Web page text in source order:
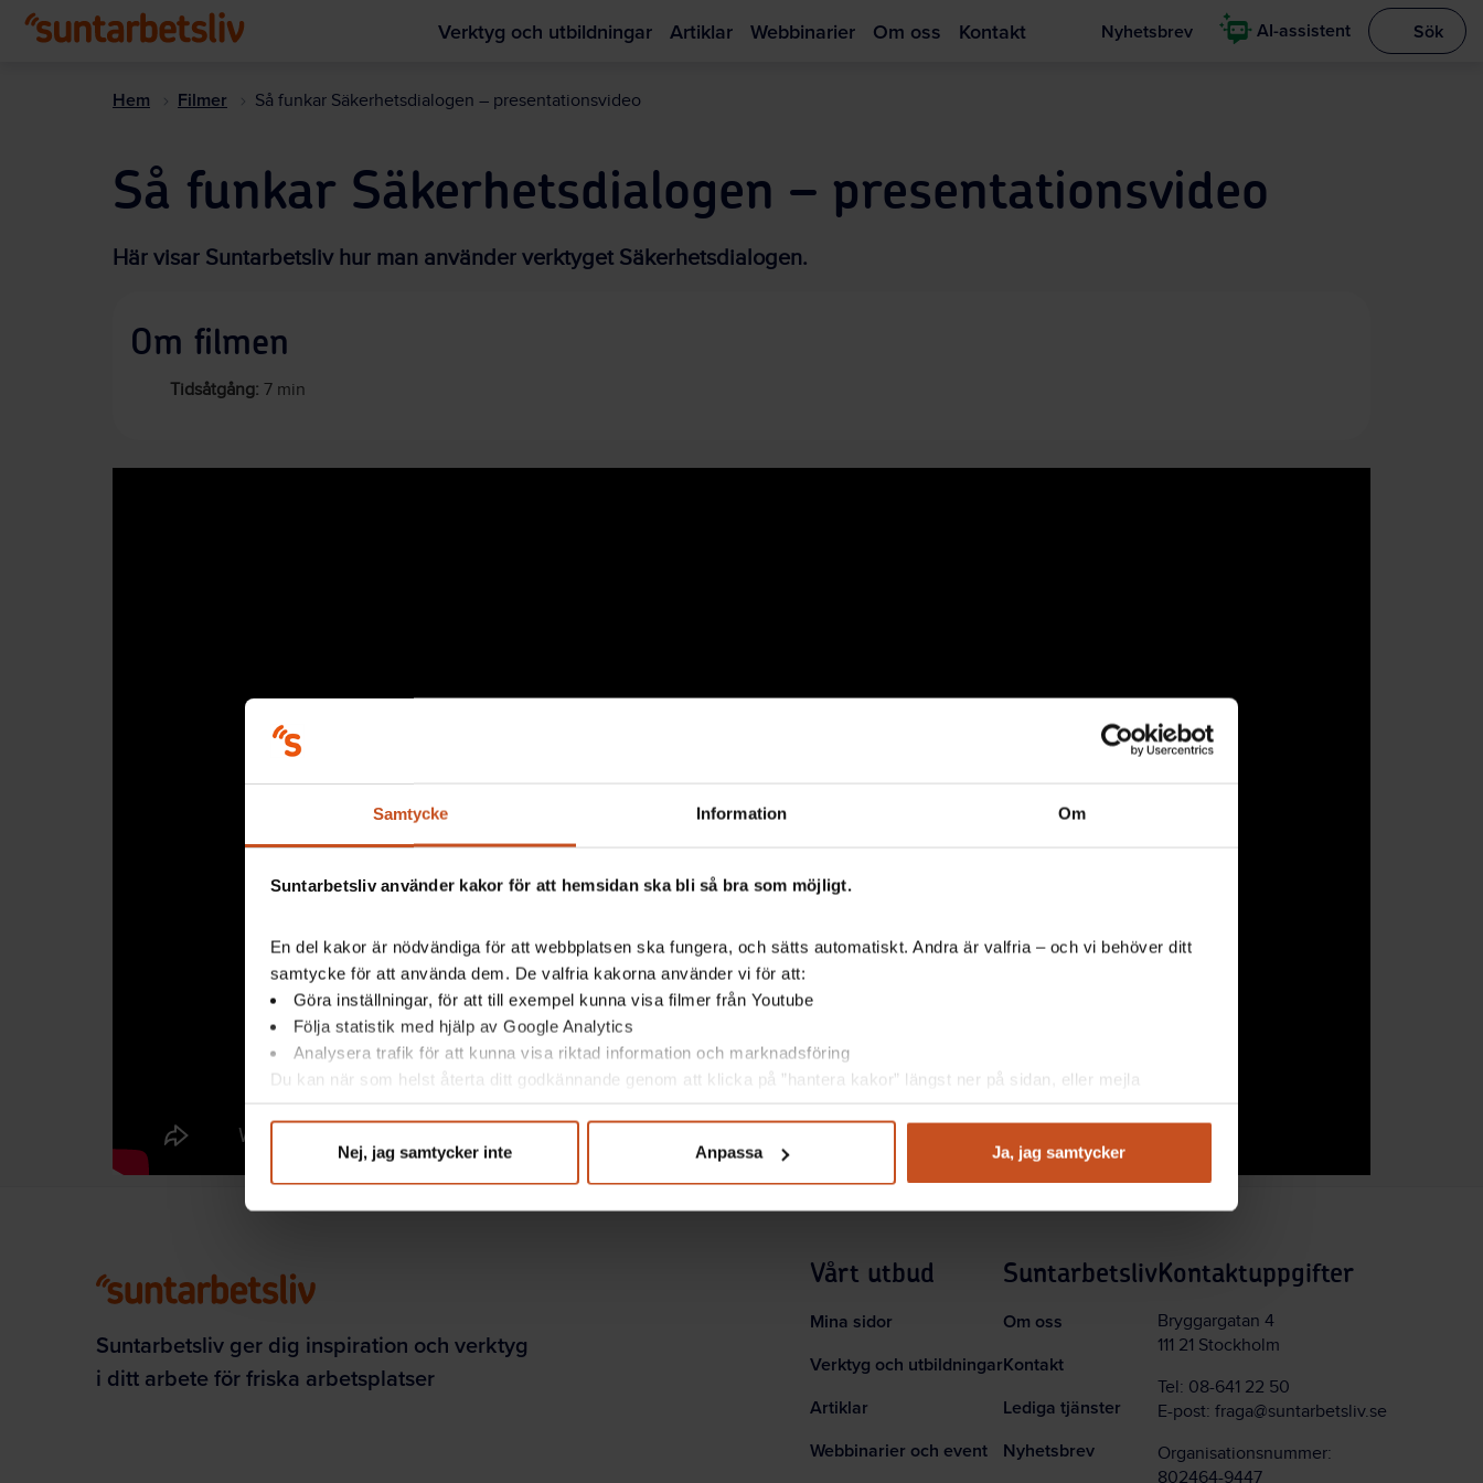
Samtycke Information Om
Suntarbetsliv använder kakor för att hemsidan ska bli så bra som möjligt.
En del kakor är nödvändiga för att webbplatsen ska fungera, och sätts automatiskt. Andra är valfria – och vi behöver ditt
samtycke för att använda dem. De valfria kakorna använder vi för att:
Göra inställningar, för att till exempel kunna visa filmer från Youtube
Följa statistik med hjälp av Google Analytics
Analysera trafik för att kunna visa riktad information och marknadsföring
Du kan när som helst återta ditt godkännande genom att klicka på ”hantera kakor” längst ner på sidan, eller mejla
integritet@suntarbetsliv.se.
Nej, jag samtycker inte Anpassa Ja, jag samtycker
Verktyg och utbildningar Artiklar Webbinarier Om oss Kontakt Nyhetsbrev AI-assistent Visa
Sök
Hem Filmer Så funkar Säkerhetsdialogen – presentationsvideo
Så funkar Säkerhetsdialogen – presentationsvideo
Här visar Suntarbetsliv hur man använder verktyget Säkerhetsdialogen.
Om filmen
Tidsåtgång: 7 min
Suntarbetsliv ger dig inspiration och verktyg
i ditt arbete för friska arbetsplatser
Vårt utbud
Mina sidor
Verktyg och utbildningar
Artiklar
Webbinarier och event
Suntarbetsliv
Om oss
Kontakt
Lediga tjänster
Nyhetsbrev
Kontaktuppgifter
Bryggargatan 4
111 21 Stockholm
Tel: 08-641 22 50
E-post: fraga@suntarbetsliv.se
Organisationsnummer:
802464-9447